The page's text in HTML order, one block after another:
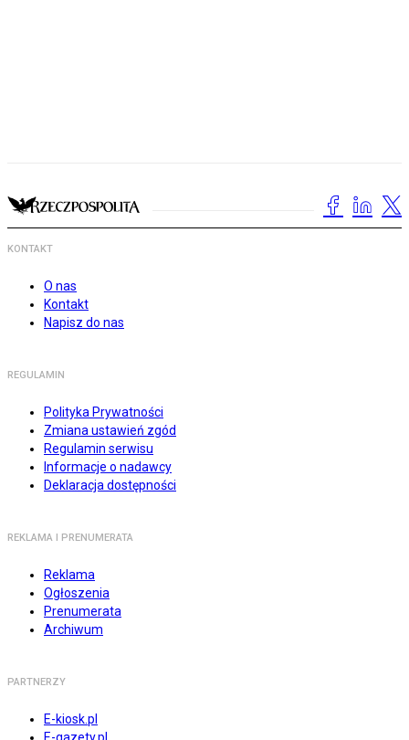
KONTAKT
O nas
Kontakt
Napisz do nas
REGULAMIN
Polityka Prywatności
Zmiana ustawień zgód
Regulamin serwisu
Informacje o nadawcy
Deklaracja dostępności
REKLAMA I PRENUMERATA
Reklama
Ogłoszenia
Prenumerata
Archiwum
PARTNERZY
E-kiosk.pl